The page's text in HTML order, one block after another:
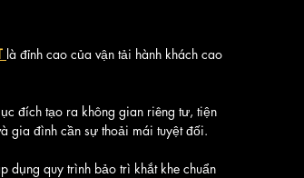
là đỉnh cao của vận tải hành khách cao
đích tạo ra không gian riêng tư, tiện
gia đình cần sự thoải mái tuyệt đối.
dụng quy trình bảo trì khắt khe chuẩn